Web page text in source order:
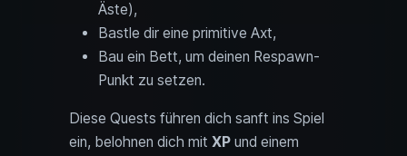
Äste),
Bastle dir eine primitive Axt,
Bau ein Bett, um deinen Respawn-
Punkt zu setzen.
Diese Quests führen dich sanft ins Spiel
ein, belohnen dich mit XP und einem